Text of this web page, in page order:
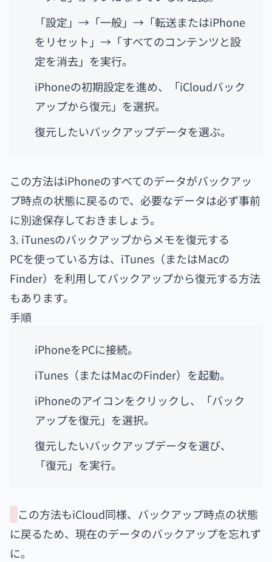
「設定」→「一般」→「転送またはiPhone
をリセット」→「すべてのコンテンツと設
定を消去」を実行。
iPhoneの初期設定を進め、「iCloudバック
アップから復元」を選択。
復元したいバックアップデータを選ぶ。
この方法はiPhoneのすべてのデータがバックアッ
プ時点の状態に戻るので、必要なデータは必ず事前
に別途保存しておきましょう。
3. iTunesのバックアップからメモを復元する
PCを使っている方は、iTunes（またはMacの
Finder）を利用してバックアップから復元する方法
もあります。
手順
iPhoneをPCに接続。
iTunes（またはMacのFinder）を起動。
iPhoneのアイコンをクリックし、「バック
アップを復元」を選択。
復元したいバックアップデータを選び、
「復元」を実行。
この方法もiCloud同様、バックアップ時点の状態
に戻るため、現在のデータのバックアップを忘れず
に。